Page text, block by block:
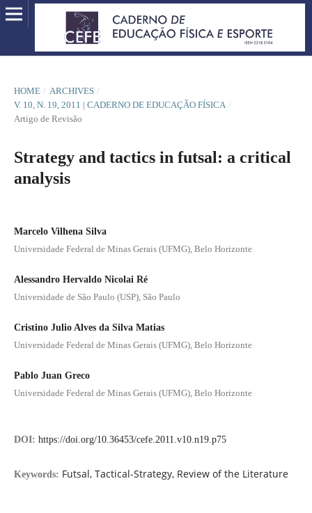
HOME / ARCHIVES /
V. 10, N. 19, 2011 | CADERNO DE EDUCAÇÃO FÍSICA /
Artigo de Revisão
Strategy and tactics in futsal: a critical
analysis
Marcelo Vilhena Silva
Universidade Federal de Minas Gerais (UFMG), Belo Horizonte
Alessandro Hervaldo Nicolai Ré
Universidade de São Paulo (USP), São Paulo
Cristino Julio Alves da Silva Matias
Universidade Federal de Minas Gerais (UFMG), Belo Horizonte
Pablo Juan Greco
Universidade Federal de Minas Gerais (UFMG), Belo Horizonte
DOI: https://doi.org/10.36453/cefe.2011.v10.n19.p75
Keywords: Futsal, Tactical-Strategy, Review of the Literature